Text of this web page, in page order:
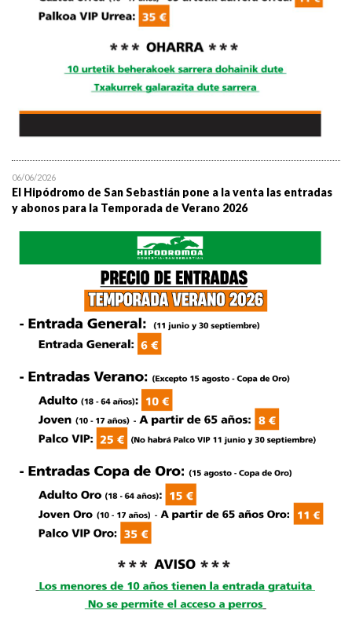
06/06/2026
El Hipódromo de San Sebastián pone a la venta las entradas
y abonos para la Temporada de Verano 2026